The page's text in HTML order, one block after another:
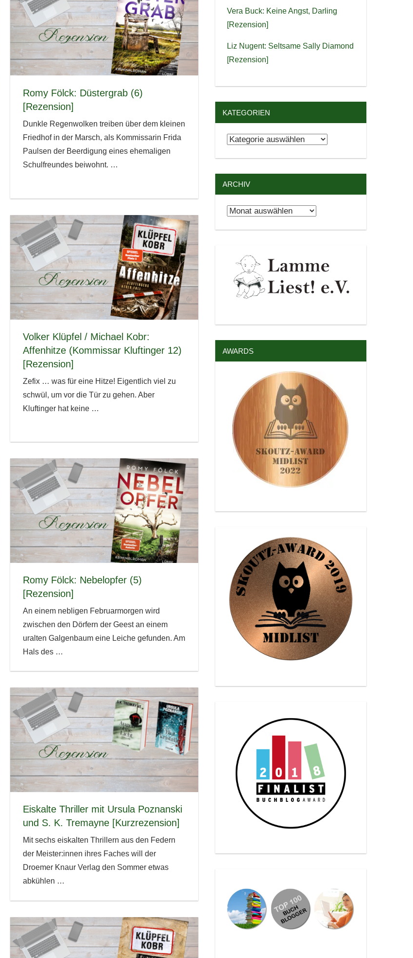
Romy Fölck: Düstergrab (6)
[Rezension]
Dunkle Regenwolken treiben über dem kleinen
Friedhof in der Marsch, als Kommissarin Frida
Paulsen der Beerdigung eines ehemaligen
Schulfreundes beiwohnt. …
Volker Klüpfel / Michael Kobr:
Affenhitze (Kommissar Kluftinger 12)
[Rezension]
Zefix … was für eine Hitze! Eigentlich viel zu
schwül, um vor die Tür zu gehen. Aber
Kluftinger hat keine …
Romy Fölck: Nebelopfer (5)
[Rezension]
An einem nebligen Februarmorgen wird
zwischen den Dörfern der Geest an einem
uralten Galgenbaum eine Leiche gefunden. Am
Hals des …
Eiskalte Thriller mit Ursula Poznanski
und S. K. Tremayne [Kurzrezension]
Mit sechs eiskalten Thrillern aus den Federn
der Meister:innen ihres Faches will der
Droemer Knaur Verlag den Sommer etwas
abkühlen …
Vera Buck: Keine Angst, Darling
[Rezension]
Liz Nugent: Seltsame Sally Diamond
[Rezension]
KATEGORIEN
Kategorien
ARCHIV
Archiv
AWARDS